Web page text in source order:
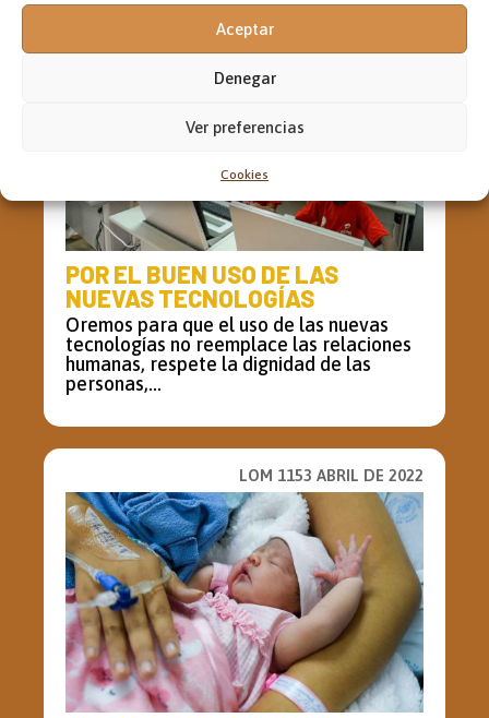
Aceptar
Denegar
Ver preferencias
Cookies
POR EL BUEN USO DE LAS
NUEVAS TECNOLOGÍAS
Oremos para que el uso de las nuevas
tecnologías no reemplace las relaciones
humanas, respete la dignidad de las
personas,...
LOM 1153 ABRIL DE 2022